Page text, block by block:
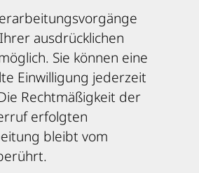
ausdrücklichen
Sie können eine
Einwilligung jederzeit
Rechtmäßigkeit der
erfolgten
bleibt vom